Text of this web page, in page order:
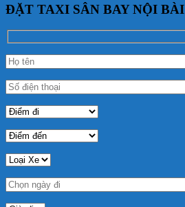
ĐẶT TAXI SÂN BAY NỘI BÀI